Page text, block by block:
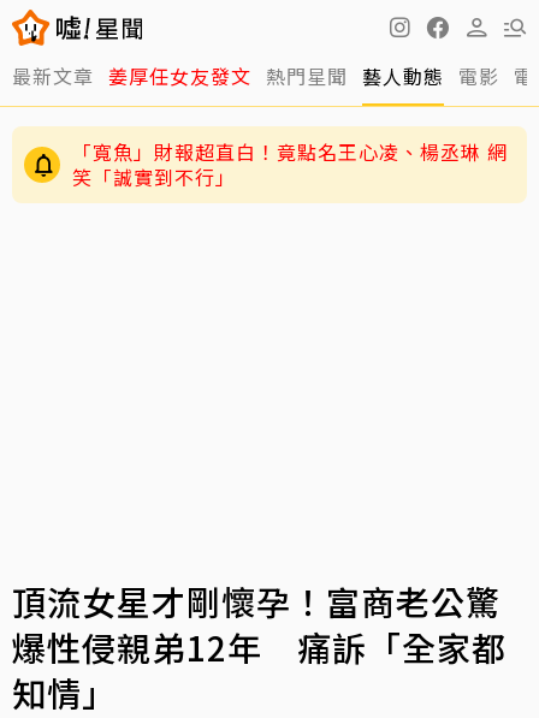
最新文章 姜厚任女友發文 熱門星聞 藝人動態 電影
「寬魚」財報超直白！竟點名王心凌、楊丞琳 網
笑「誠實到不行」
頂流女星才剛懷孕！富商老公驚
爆性侵親弟12年 痛訴「全家都
知情」